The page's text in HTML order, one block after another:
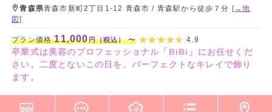
青森県青森市新町2丁目1-12 青森市 / 青森駅から徒歩７分 [→地
図]
プラン価格11,000円（税込）〜 4.9
卒業式は美容のプロフェッショナル「BiBi」にお任せくだ
さい。二度とないこの日を、パーフェクトなキレイで飾り
ます。